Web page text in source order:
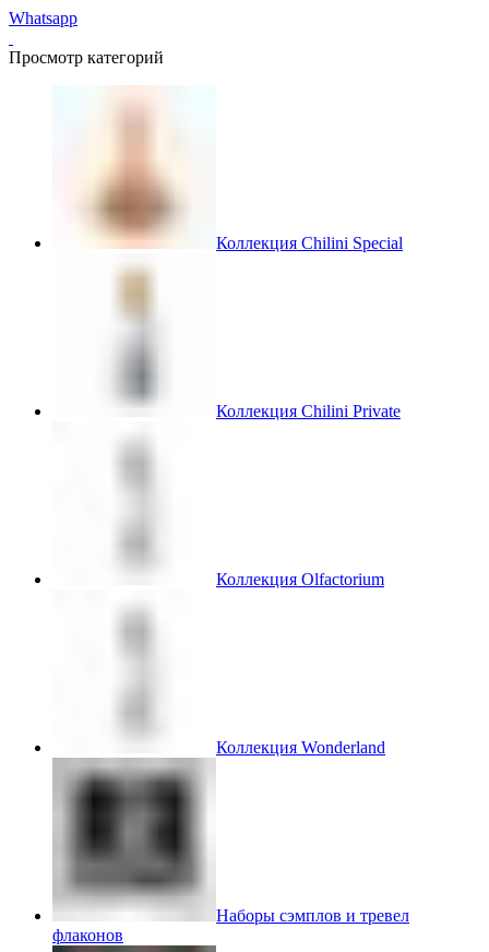
Whatsapp
Просмотр категорий
Коллекция Chilini Special
Коллекция Chilini Private
Коллекция Olfactorium
Коллекция Wonderland
Наборы сэмплов и тревел
флаконов